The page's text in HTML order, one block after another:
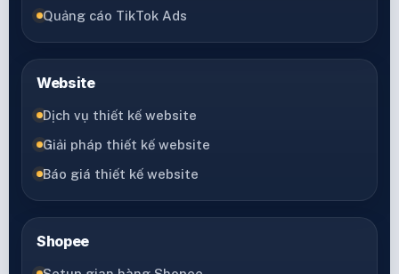
Quảng cáo TikTok Ads
Website
Dịch vụ thiết kế website
Giải pháp thiết kế website
Báo giá thiết kế website
Shopee